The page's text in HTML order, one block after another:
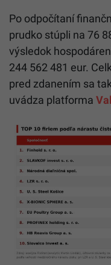
Po odpočítaní
prudko stúpli na 76
výsledok
244 562 481 eur.
pred zdanením sa
uvádza platforma